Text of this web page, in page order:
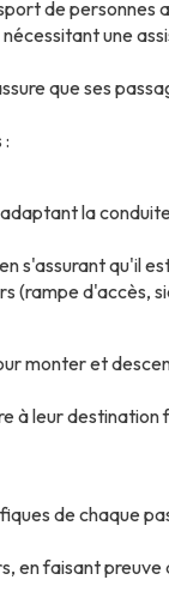
de personnes
une
que ses
la
s'assurant qu'il
(rampe d'accès,
monter et
à leur destination
de chaque
en faisant